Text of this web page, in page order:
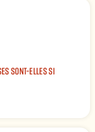
SONT-ELLES SI